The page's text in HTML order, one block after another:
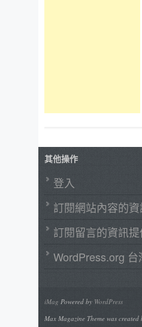
其他操作
登入
訂閱網站內容的
訂閱留言的資訊
WordPress.org
iMag Powered by WordPress
Max Magazine Theme was created